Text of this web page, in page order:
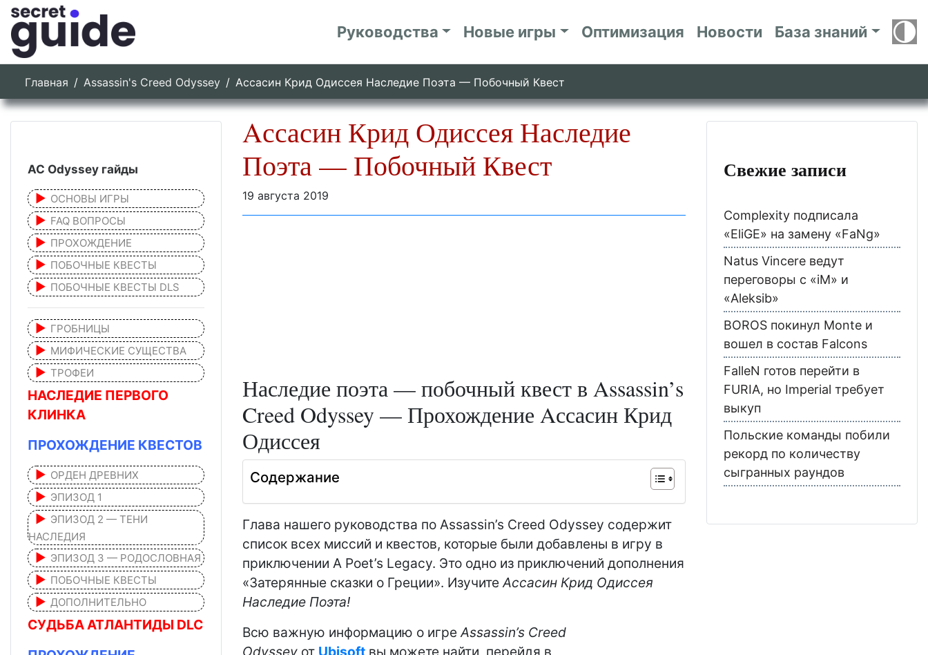
Руководства Новые игры Оптимизация Новости База знаний
Главная Assassin's Creed Odyssey Aссасин Крид Одиссея Наследие Поэта — Побочный Квест
Aссасин Крид Одиссея Наследие
Поэта — Побочный Квест
19 августа 2019
Наследие поэта — побочный квест в Assassin’s
Creed Odyssey — Прохождение Aссасин Крид
Одиссея
Содержание
Глава нашего руководства по Assassin’s Creed Odyssey содержит
список всех миссий и квестов, которые были добавлены в игру в
приключении A Poet’s Legacy. Это одно из приключений дополнения
«Затерянные сказки о Греции». ИзучитеAссасин Крид Одиссея
Наследие Поэта!
Всю важную информацию о игреAssassin’s Creed
Odyssey от Ubisoft вы можете найти, перейдя в
AC Odyssey гайды
ОСНОВЫ ИГРЫ
FAQ ВОПРОСЫ
ПРОХОЖДЕНИЕ
ПОБОЧНЫЕ КВЕСТЫ
ПОБОЧНЫЕ КВЕСТЫ DLS
ГРОБНИЦЫ
МИФИЧЕСКИЕ СУЩЕСТВА
ТРОФЕИ
НАСЛЕДИЕ ПЕРВОГО
КЛИНКА
ПРОХОЖДЕНИЕ КВЕСТОВ
ОРДЕН ДРЕВНИХ
ЭПИЗОД 1
ЭПИЗОД 2 — ТЕНИ
НАСЛЕДИЯ
ЭПИЗОД 3 — РОДОСЛОВНАЯ
ПОБОЧНЫЕ КВЕСТЫ
ДОПОЛНИТЕЛЬНО
СУДЬБА АТЛАНТИДЫ DLC
Свежие записи
Complexity подписала
«EliGE» на замену «FaNg»
Natus Vincere ведут
переговоры с «iM» и
«Aleksib»
BOROS покинул Monte и
вошел в состав Falcons
FalleN готов перейти в
FURIA, но Imperial требует
выкуп
Польские команды побили
рекорд по количеству
сыгранных раундов